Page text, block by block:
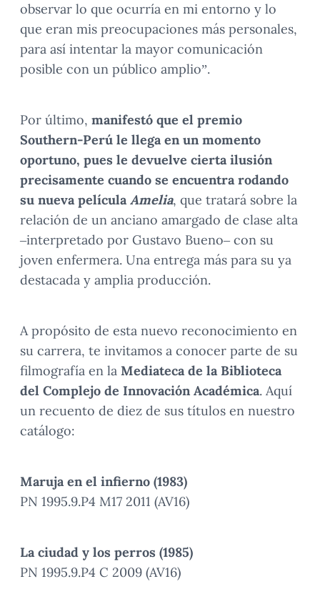
observar lo que ocurría en mi entorno y lo
que eran mis preocupaciones más personales,
para así intentar la mayor comunicación
posible con un público amplio”.
Por último, manifestó que el premio
Southern-Perú le llega en un momento
oportuno, pues le devuelve cierta ilusión
precisamente cuando se encuentra rodando
su nueva películaAmelia, que tratará sobre la
relación de un anciano amargado de clase alta
–interpretado por Gustavo Bueno– con su
joven enfermera. Una entrega más para su ya
destacada y amplia producción.
A propósito de esta nuevo reconocimiento en
su carrera, te invitamos a conocer parte de su
filmografía en la Mediateca de la Biblioteca
del Complejo de Innovación Académica. Aquí
un recuento de diez de sus títulos en nuestro
catálogo:
Maruja en el infierno (1983)
PN 1995.9.P4 M17 2011 (AV16)
La ciudad y los perros (1985)
PN 1995.9.P4 C 2009 (AV16)